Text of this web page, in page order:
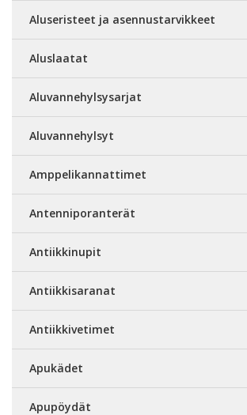
Aluseristeet ja asennustarvikkeet
Aluslaatat
Aluvannehylsysarjat
Aluvannehylsyt
Amppelikannattimet
Antenniporanterät
Antiikkinupit
Antiikkisaranat
Antiikkivetimet
Apukädet
Apupöydät